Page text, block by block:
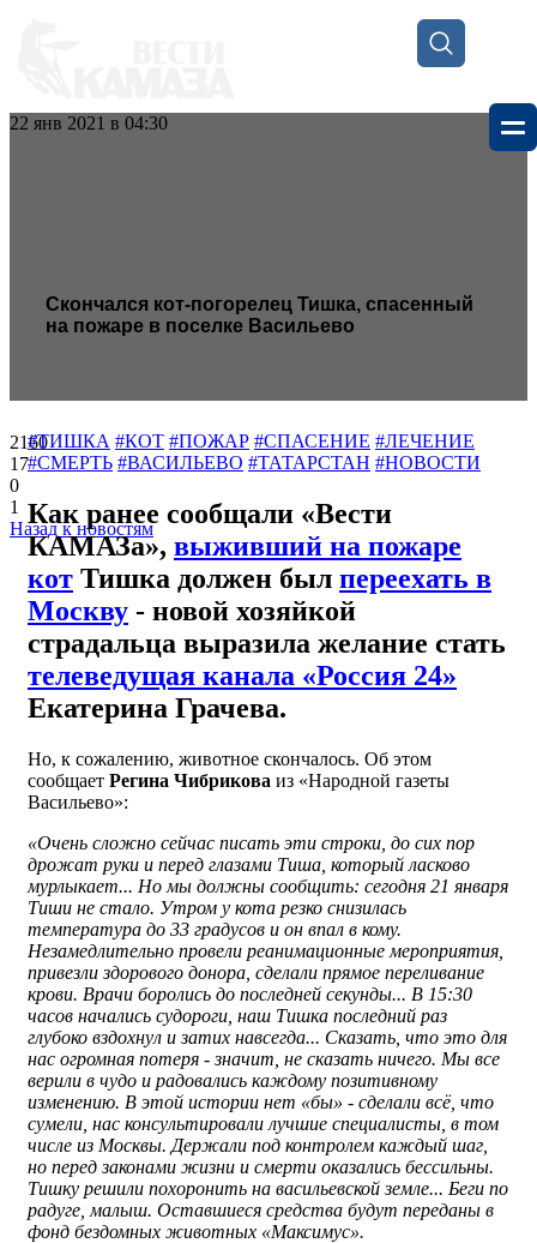
22 янв 2021 в 04:30
Скончался кот-погорелец Тишка, спасенный
на пожаре в поселке Васильево
2160
17
0
1
Назад к новостям
#ТИШКА #КОТ #ПОЖАР #СПАСЕНИЕ #ЛЕЧЕНИЕ
#СМЕРТЬ #ВАСИЛЬЕВО #ТАТАРСТАН #НОВОСТИ
Как ранее сообщали «Вести
КАМАЗа», выживший на пожаре
кот Тишка должен был переехать в
Москву - новой хозяйкой
страдальца выразила желание стать
телеведущая канала «Россия 24»
Екатерина Грачева.
Но, к сожалению, животное скончалось. Об этом
сообщает Регина Чибрикова из «Народной газеты
Васильево»:
«Очень сложно сейчас писать эти строки, до сих пор
дрожат руки и перед глазами Тиша, который ласково
мурлыкает... Но мы должны сообщить: сегодня 21 января
Тиши не стало. Утром у кота резко снизилась
температура до 33 градусов и он впал в кому.
Незамедлительно провели реанимационные мероприятия,
привезли здорового донора, сделали прямое переливание
крови. Врачи боролись до последней секунды... В 15:30
часов начались судороги, наш Тишка последний раз
глубоко вздохнул и затих навсегда... Сказать, что это для
нас огромная потеря - значит, не сказать ничего. Мы все
верили в чудо и радовались каждому позитивному
изменению. В этой истории нет «бы» - сделали всё, что
сумели, нас консультировали лучшие специалисты, в том
числе из Москвы. Держали под контролем каждый шаг,
но перед законами жизни и смерти оказались бессильны.
Тишку решили похоронить на васильевской земле... Беги по
радуге, малыш. Оставшиеся средства будут переданы в
фонд бездомных животных «Максимус».